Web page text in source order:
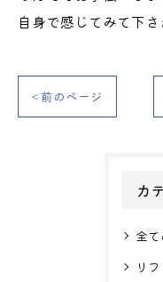
自身で感じてみて下
< 前のページ
カ
全
リ